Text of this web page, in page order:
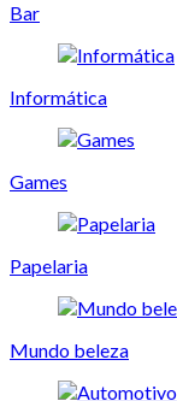
Bar
Informática
Games
Papelaria
Mundo beleza